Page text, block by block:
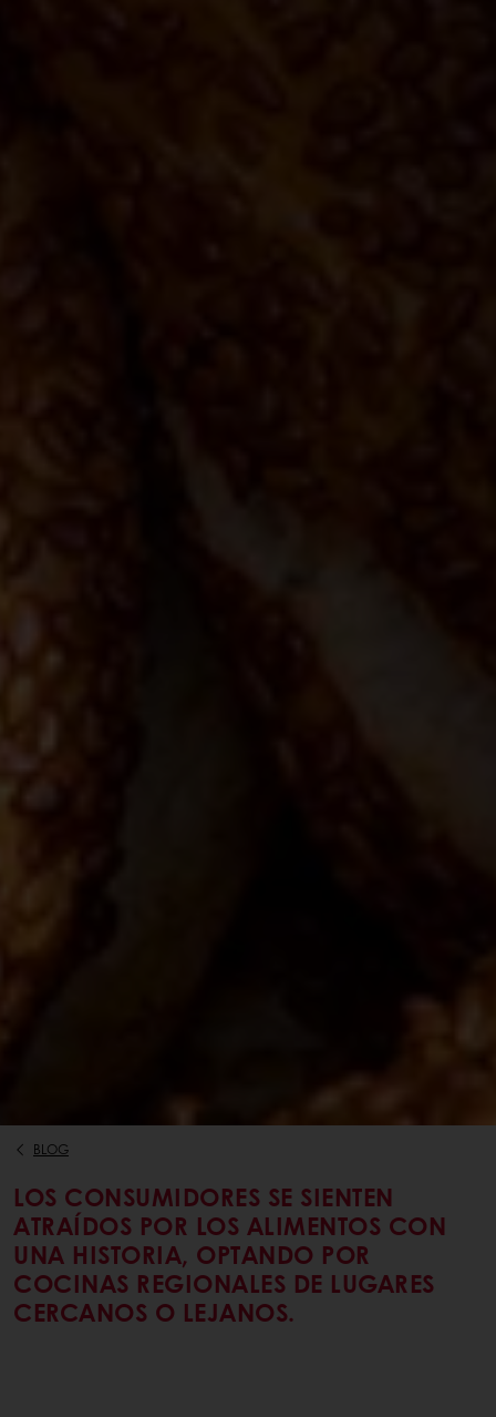
BLOG
LOS CONSUMIDORES SE SIENTEN
ATRAÍDOS POR LOS ALIMENTOS CON
UNA HISTORIA, OPTANDO POR
COCINAS REGIONALES DE LUGARES
CERCANOS O LEJANOS.